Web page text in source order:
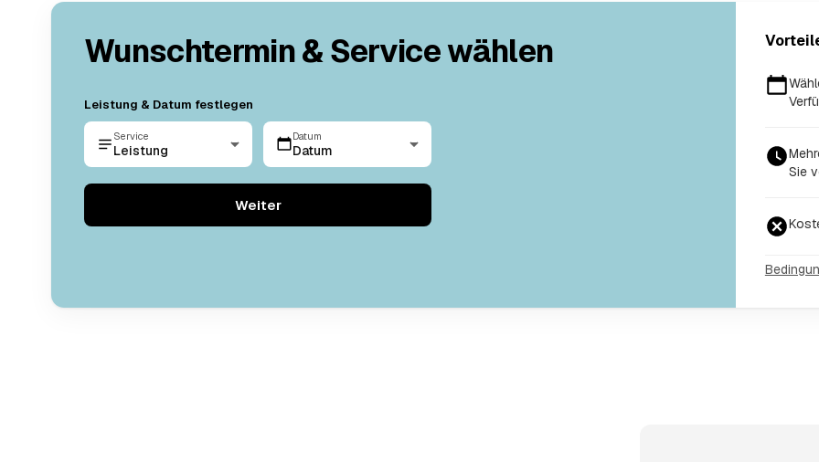
Wunschtermin & Service wählen
Leistung & Datum festlegen
Service
Leistung
Datum
Datum
Weiter
Sie